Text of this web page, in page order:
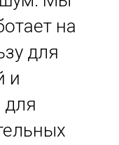
на
для
и
для